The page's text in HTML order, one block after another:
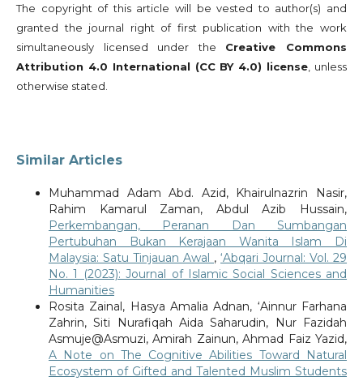
The copyright of this article will be vested to author(s) and
granted the journal right of first publication with the work
simultaneously licensed under the Creative Commons
Attribution 4.0 International (CC BY 4.0) license , unless
otherwise stated.
Similar Articles
Muhammad Adam Abd. Azid, Khairulnazrin Nasir,
Rahim Kamarul Zaman, Abdul Azib Hussain,
Perkembangan, Peranan Dan Sumbangan
Pertubuhan Bukan Kerajaan Wanita Islam Di
Malaysia: Satu Tinjauan Awal ,‘Abqari Journal: Vol. 29
No. 1 (2023): Journal of Islamic Social Sciences and
Humanities
Rosita Zainal, Hasya Amalia Adnan, ‘Ainnur Farhana
Zahrin, Siti Nurafiqah Aida Saharudin, Nur Fazidah
Asmuje@Asmuzi, Amirah Zainun, Ahmad Faiz Yazid,
A Note on The Cognitive Abilities Toward Natural
Ecosystem of Gifted and Talented Muslim Students